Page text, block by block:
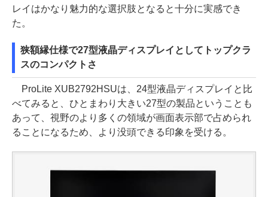
レイはかなり魅力的な選択肢となると十分に実感でき
た。
狭額縁仕様で27型液晶ディスプレイとしてトップクラ
スのコンパクトさ
ProLite XUB2792HSUは、24型液晶ディスプレイと比
べてみると、ひとまわり大きい27型の製品ということも
あって、視野のより多くの領域が画面表示部で占められ
ることになるため、より没頭できる印象を受ける。